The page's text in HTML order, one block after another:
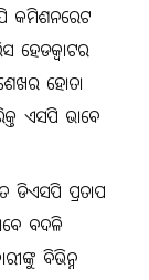
କମିଶନରେଟ
ହେଡକ୍ବାଟର
ହୋତା
ଏସପି ଭାବେ
ଡିଏସପି ପ୍ରତାପ
ବଦଳି
ବିଭିନ୍ନ